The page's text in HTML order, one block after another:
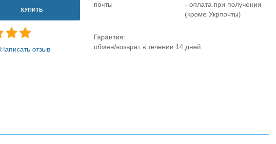
КУПИТЬ
Написать отзыв
почты
- оплата при получении
(кроме Укрпочты)
Гарантия:
обмен/возврат в течении 14 дней